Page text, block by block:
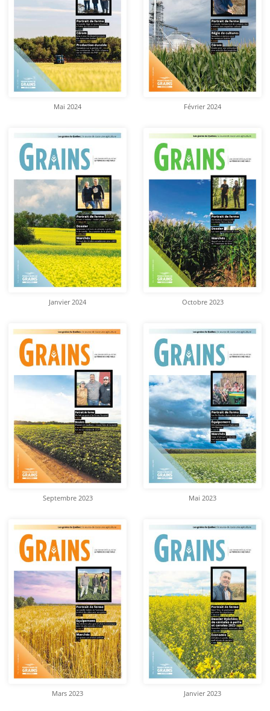
Mai 2024 Février 2024
Janvier 2024 Octobre 2023
Septembre 2023 Mai 2023
Mars 2023 Janvier 2023